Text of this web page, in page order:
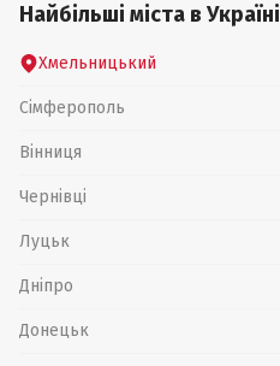
Найбільші міста в Україні
Хмельницький
Сімферополь
Вінниця
Чернівці
Луцьк
Дніпро
Донецьк